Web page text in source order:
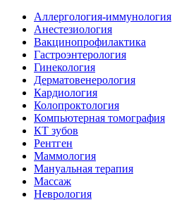
Аллергология-иммунология
Анестезиология
Вакцинопрофилактика
Гастроэнтерология
Гинекология
Дерматовенерология
Кардиология
Колопроктология
Компьютерная томография
КТ зубов
Рентген
Маммология
Мануальная терапия
Массаж
Неврология